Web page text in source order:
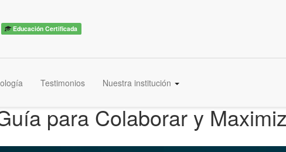
Educación Certificada
Testimonios Nuestra institución
para Colaborar y